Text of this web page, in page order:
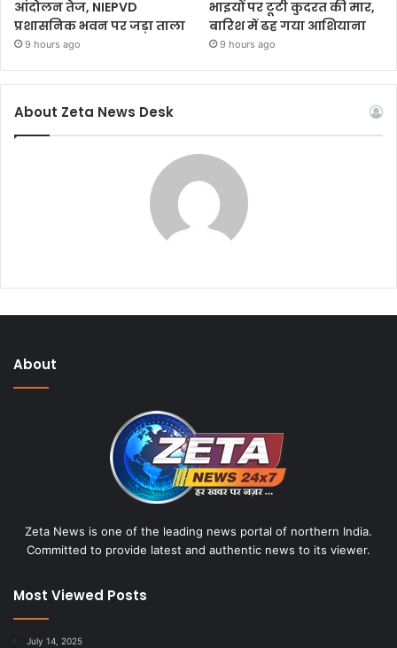
आंदोलन तेज, NIEPVD
प्रशासनिक भवन पर जड़ा ताला
9 hours ago
भाइयों पर टूटी कुदरत की मार,
बारिश में ढह गया आशियाना
9 hours ago
About Zeta News Desk
About
Zeta News is one of the leading news portal of northern India.
Committed to provide latest and authentic news to its viewer.
Most Viewed Posts
July 14, 2025